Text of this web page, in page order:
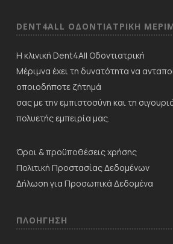
DENT4ALL ΟΔΟΝΤΙΑΤΡΙΚΗ
Η κλινική Dent4All Οδοντιατρική
Μέριμνα έχει τη δυνατότητα να
οποιοδήποτε ζήτημά
σας με την εμπιστοσύνη και τη
πολυετής εμπειρία μας.
Όροι & προϋποθέσεις χρήσης
Πολιτική Προστασίας Δεδομένων
Δήλωση για Προσωπικά Δεδομένα
ΠΛΟΗΓΗΣΗ